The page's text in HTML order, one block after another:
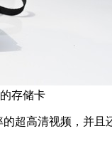
存储卡
超高清视频，并